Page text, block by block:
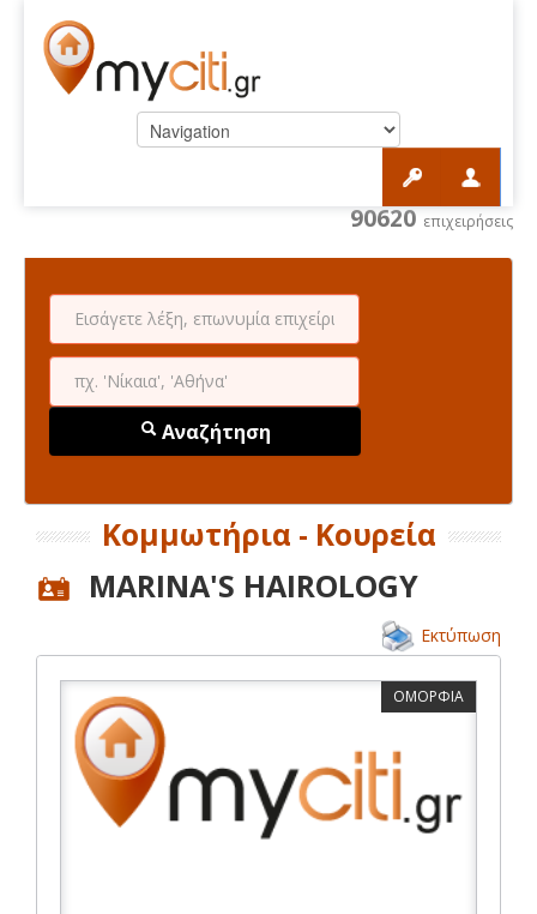
90620 επιχειρήσεις
Αναζήτηση
Κομμωτήρια - Κουρεία
MARINA'S HAIROLOGY
Εκτύπωση
ΟΜΟΡΦΙΑ